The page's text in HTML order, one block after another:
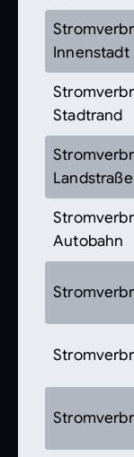
Innenstadt
Stadtrand
Landstraße
Autobahn